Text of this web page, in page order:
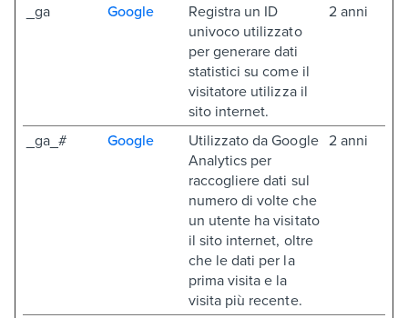
_ga Google
Registra un ID
univoco utilizzato
per generare dati
statistici su come il
visitatore utilizza il
sito internet.
2 anni
_ga_# Google
Utilizzato da Google
Analytics per
raccogliere dati sul
numero di volte che
un utente ha visitato
il sito internet, oltre
che le dati per la
prima visita e la
visita più recente.
2 anni